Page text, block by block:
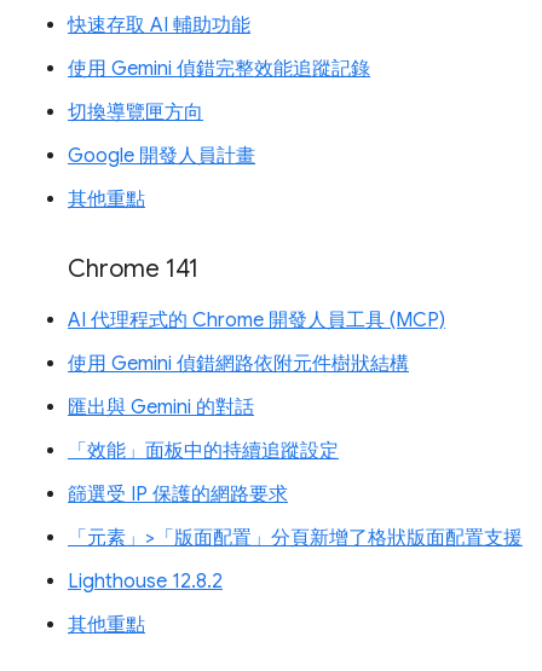
快速存取 AI 輔助功能
使用 Gemini 偵錯完整效能追蹤記錄
切換導覽匣方向
Google 開發人員計畫
其他重點
Chrome 141
AI 代理程式的 Chrome 開發人員工具 (MCP)
使用 Gemini 偵錯網路依附元件樹狀結構
匯出與 Gemini 的對話
「效能」面板中的持續追蹤設定
篩選受 IP 保護的網路要求
「元素」>「版面配置」分頁新增了格狀版面配置支援
Lighthouse 12.8.2
其他重點